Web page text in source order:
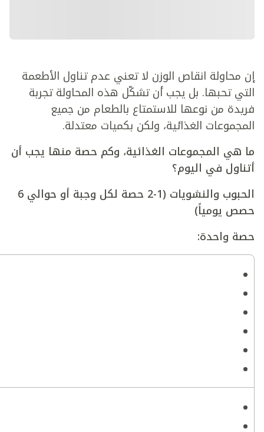
إن محاولة انقاص الوزن لا تعني عدم تناول الأطعمة
التي تحبها. بل يجب أن تشكّل هذه المحاولة تجربة
فريدة من نوعها للاستمتاع بالطعام من جميع
المجموعات الغذائية، ولكن بكميات معتدلة.
ما هي المجموعات الغذائية، وكم حصة منها يجب أن
أتناول في اليوم؟
الحبوب والنشويات (1-2 حصة لكل وجبة أو حوالي 6
حصص يومياً)
حصة واحدة: